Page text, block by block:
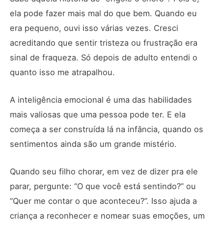
ela pode fazer mais mal do que bem. Quando eu
era pequeno, ouvi isso várias vezes. Cresci
acreditando que sentir tristeza ou frustração era
sinal de fraqueza. Só depois de adulto entendi o
quanto isso me atrapalhou.
A inteligência emocional é uma das habilidades
mais valiosas que uma pessoa pode ter. E ela
começa a ser construída lá na infância, quando os
sentimentos ainda são um grande mistério.
Quando seu filho chorar, em vez de dizer pra ele
parar, pergunte: “O que você está sentindo?” ou
“Quer me contar o que aconteceu?”. Isso ajuda a
criança a reconhecer e nomear suas emoções, um